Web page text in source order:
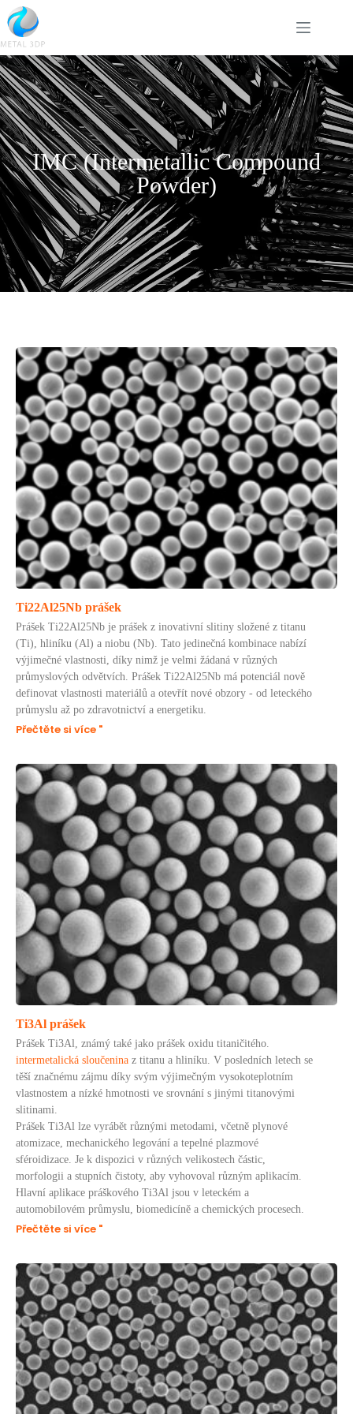
IMC (Intermetallic Compound
Powder)
Ti22Al25Nb prášek
Prášek Ti22Al25Nb je prášek z inovativní slitiny složené z titanu
(Ti), hliníku (Al) a niobu (Nb). Tato jedinečná kombinace nabízí
výjimečné vlastnosti, díky nimž je velmi žádaná v různých
průmyslových odvětvích. Prášek Ti22Al25Nb má potenciál nově
definovat vlastnosti materiálů a otevřít nové obzory - od leteckého
průmyslu až po zdravotnictví a energetiku.
Přečtěte si více "
Ti3Al prášek
Prášek Ti3Al, známý také jako prášek oxidu titaničitého.
intermetalická sloučenina z titanu a hliníku. V posledních letech se
těší značnému zájmu díky svým výjimečným vysokoteplotním
vlastnostem a nízké hmotnosti ve srovnání s jinými titanovými
slitinami.
Prášek Ti3Al lze vyrábět různými metodami, včetně plynové
atomizace, mechanického legování a tepelné plazmové
sféroidizace. Je k dispozici v různých velikostech částic,
morfologii a stupních čistoty, aby vyhovoval různým aplikacím.
Hlavní aplikace práškového Ti3Al jsou v leteckém a
automobilovém průmyslu, biomedicíně a chemických procesech.
Přečtěte si více "